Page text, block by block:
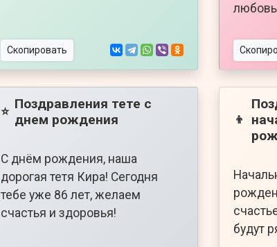
Скопировать
⭐ Поздравления тете с
днем рождения
С днём рождения, наша
дорогая тетя Кира! Сегодня
тебе уже 86 лет, желаем
счастья и здоровья!
👦
будут